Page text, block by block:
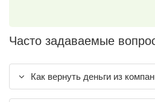
Часто задаваемые
Как вернуть деньги из